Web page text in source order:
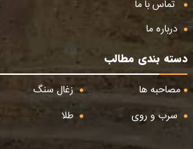
تماس با ما
درباره ما
دسته بندی مطالب
مصاحبه ها
زغال سنگ
سرب و روی
طلا